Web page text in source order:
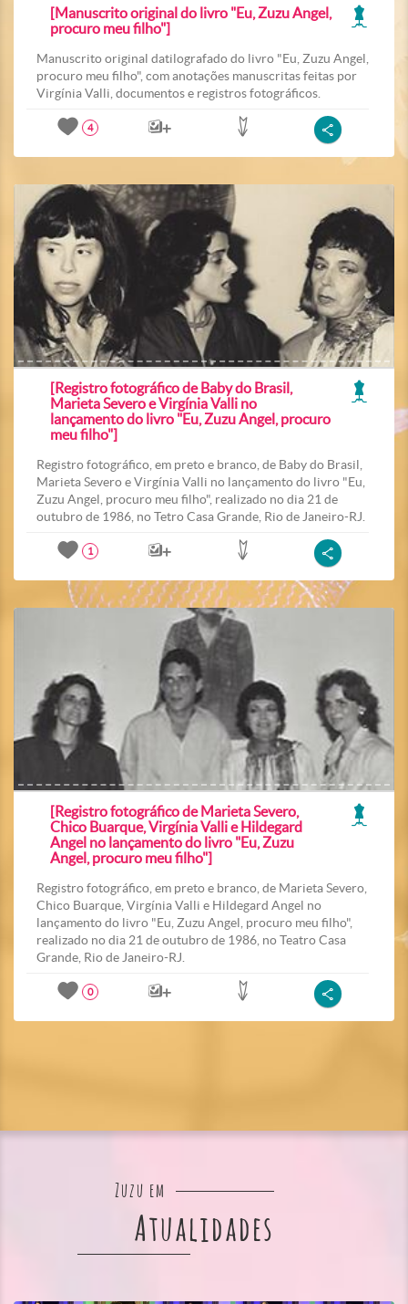
[Manuscrito original do livro "Eu, Zuzu Angel,
procuro meu filho"]
Manuscrito original datilografado do livro "Eu, Zuzu Angel,
procuro meu filho", com anotações manuscritas feitas por
Virgínia Valli, documentos e registros fotográficos.
4
[Registro fotográfico de Baby do Brasil,
Marieta Severo e Virgínia Valli no
lançamento do livro "Eu, Zuzu Angel, procuro
meu filho"]
Registro fotográfico, em preto e branco, de Baby do Brasil,
Marieta Severo e Virgínia Valli no lançamento do livro "Eu,
Zuzu Angel, procuro meu filho", realizado no dia 21 de
outubro de 1986, no Tetro Casa Grande, Rio de Janeiro-RJ.
1
[Registro fotográfico de Marieta Severo,
Chico Buarque, Virgínia Valli e Hildegard
Angel no lançamento do livro "Eu, Zuzu
Angel, procuro meu filho"]
Registro fotográfico, em preto e branco, de Marieta Severo,
Chico Buarque, Virgínia Valli e Hildegard Angel no
lançamento do livro "Eu, Zuzu Angel, procuro meu filho",
realizado no dia 21 de outubro de 1986, no Teatro Casa
Grande, Rio de Janeiro-RJ.
0
Zuzu em
Atualidades